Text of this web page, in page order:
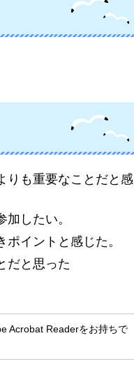
りも重要なことだと感
したい。
イントと感じた。
だと思った
Acrobat Readerをお持ちで